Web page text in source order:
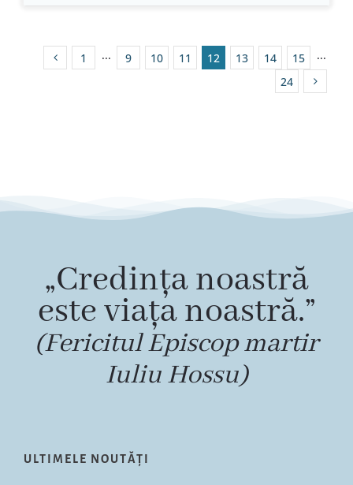
1 ··· 9 10 11 12 13 14 15
···
24
„Credința noastră
este viața noastră.”
(Fericitul Episcop martir
Iuliu Hossu)
ULTIMELE NOUTĂȚI